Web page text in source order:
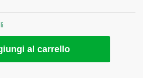
al carrello